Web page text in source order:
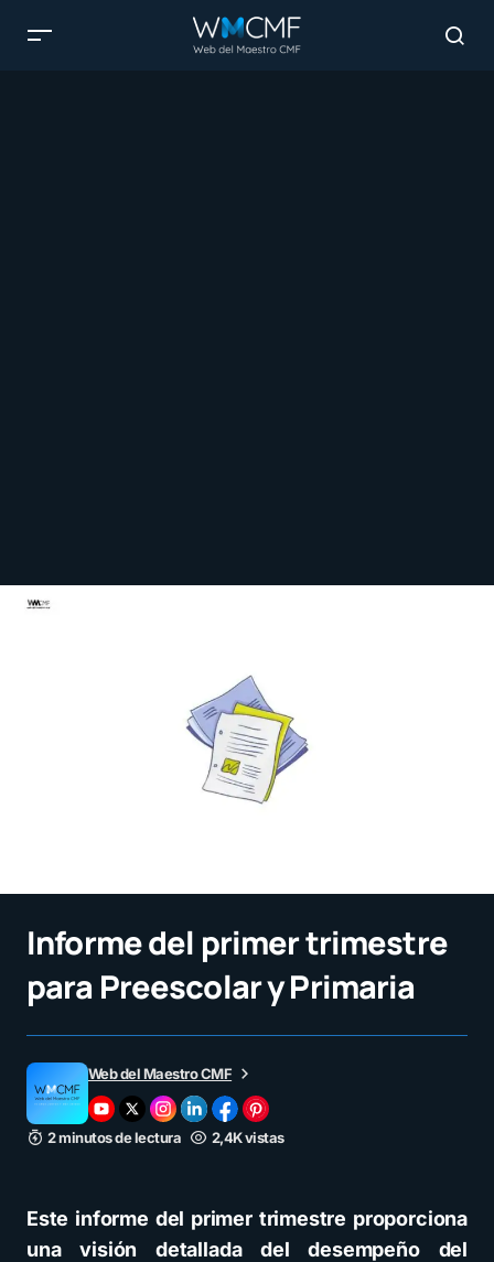
Informe del primer trimestre
para Preescolar y Primaria
Web del Maestro CMF
2 minutos de lectura 2,4K vistas
Este informe del primer trimestre proporciona
una visión detallada del desempeño del